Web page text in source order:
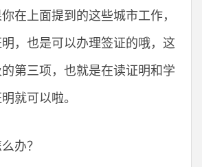
在上面提到的这些城市工作，
，也是可以办理签证的哦，这
第三项，也就是在读证明和学
就可以啦。
办？